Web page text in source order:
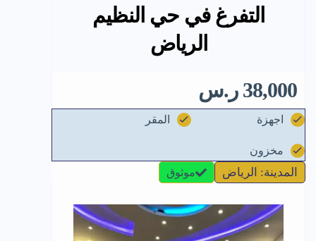
التفرغ في حي النظيم
الرياض
38,000 ر.س
اجهزة المقر
مخزون
المدينة: الرياض موثوق